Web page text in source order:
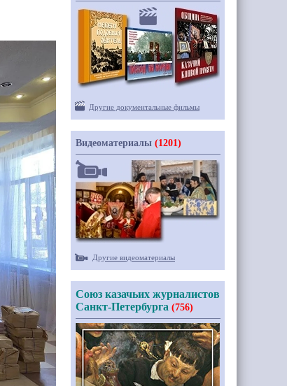
Другие документальные фильмы
Видеоматериалы (1201)
Другие видеоматериалы
Союз казачьих журналистов
Санкт-Петербурга (756)